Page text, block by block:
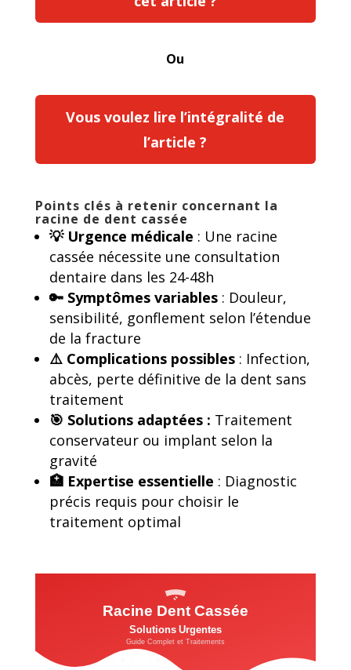
Ou
Vous voulez lire l’intégralité de
l’article ?
Points clés à retenir concernant la
racine de dent cassée
💡 Urgence médicale : Une racine
cassée nécessite une consultation
dentaire dans les 24-48h
🔑 Symptômes variables: Douleur,
sensibilité, gonflement selon l’étendue
de la fracture
⚠️ Complications possibles: Infection,
abcès, perte définitive de la dent sans
traitement
🎯 Solutions adaptées : Traitement
conservateur ou implant selon la
gravité
🏥 Expertise essentielle : Diagnostic
précis requis pour choisir le
traitement optimal
Racine Dent Cassée
Solutions Urgentes
Guide Complet et Traitements